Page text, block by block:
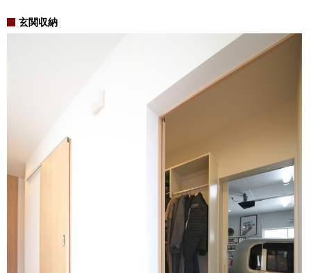
玄関収納